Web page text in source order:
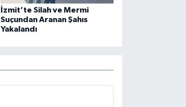
İzmit’te Silah ve Mermi
Suçundan Aranan Şahıs
Yakalandı